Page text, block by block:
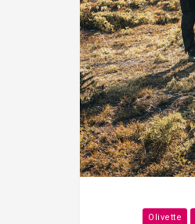
Olivette